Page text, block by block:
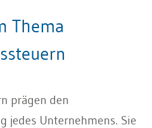
Thema
prägen den
jedes Unternehmens. Sie